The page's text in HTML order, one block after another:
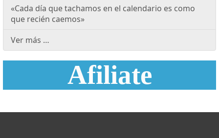
«Cada día que tachamos en el calendario es como
que recién caemos»
Ver más …
Afiliate